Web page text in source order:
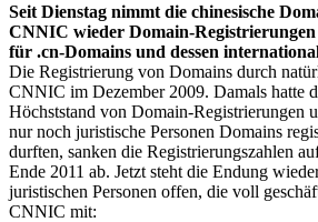
Seit Dienstag nimmt die chinesische
CNNIC wieder Domain-Registrierungen
für .cn-Domains und dessen
Die Registrierung von Domains durch
CNNIC im Dezember 2009. Damals hatte
Höchststand von Domain-Registrierungen
nur noch juristische Personen Domains
durften, sanken die Registrierungszahlen
Ende 2011 ab. Jetzt steht die Endung
juristischen Personen offen, die voll
CNNIC mit: